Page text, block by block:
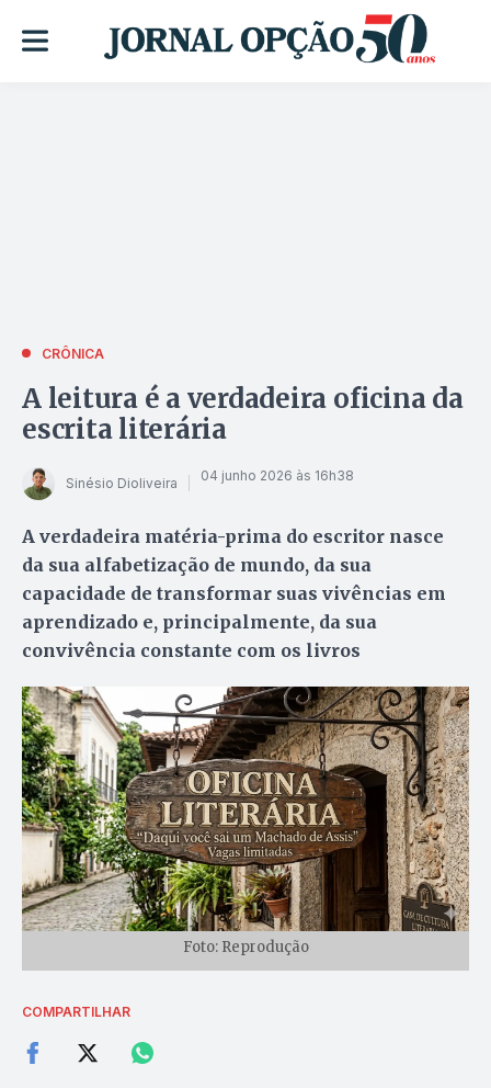
CRÔNICA
A leitura é a verdadeira oficina da
escrita literária
Sinésio Dioliveira 04 junho 2026 às 16h38
A verdadeira matéria-prima do escritor nasce
da sua alfabetização de mundo, da sua
capacidade de transformar suas vivências em
aprendizado e, principalmente, da sua
convivência constante com os livros
Foto: Reprodução
COMPARTILHAR